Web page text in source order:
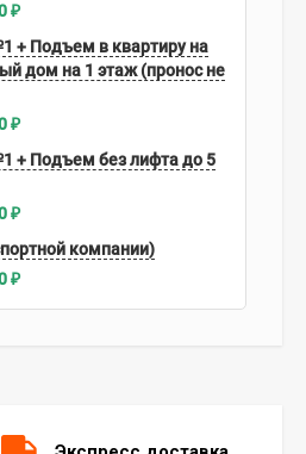
₽
+ Подъем в квартиру на
дом на 1 этаж (пронос не
₽
+ Подъем без лифта до 5
₽
компании)
₽